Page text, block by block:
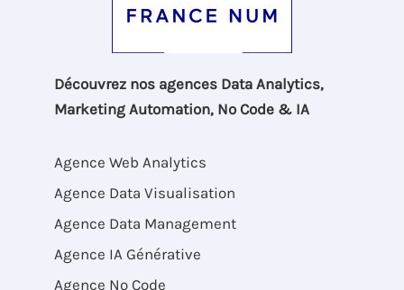
Découvrez nos agences Data Analytics,
Marketing Automation, No Code & IA
Agence Web Analytics
Agence Data Visualisation
Agence Data Management
Agence IA Générative
Agence No Code